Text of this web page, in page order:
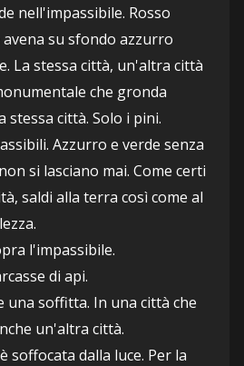
nell'impassibile. Rosso
su sfondo azzurro
La stessa città, un'altra città
che gronda
stessa città. Solo i pini.
Azzurro e verde senza
si lasciano mai. Come certi
saldi alla terra così come al
l'impassibile.
di api.
una soffitta. In una città che
un'altra città.
soffocata dalla luce. Per la